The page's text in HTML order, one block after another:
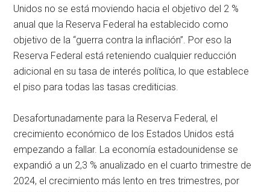
Unidos no se está moviendo hacia el objetivo del 2 %
anual que la Reserva Federal ha establecido como
objetivo de la “guerra contra la inflación”. Por eso la
Reserva Federal está reteniendo cualquier reducción
adicional en su tasa de interés política, lo que establece
el piso para todas las tasas crediticias.
Desafortunadamente para la Reserva Federal, el
crecimiento económico de los Estados Unidos está
empezando a fallar. La economía estadounidense se
expandió a un 2,3 % anualizado en el cuarto trimestre de
2024, el crecimiento más lento en tres trimestres, por